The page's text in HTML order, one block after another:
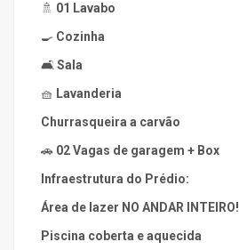
🚿 01 Lavabo
🍳 Cozinha
🛋️ Sala
🧺 Lavanderia
Churrasqueira a carvão
🚗 02 Vagas de garagem + Box
Infraestrutura do Prédio:
Área de lazer NO ANDAR INTEIRO!
Piscina coberta e aquecida